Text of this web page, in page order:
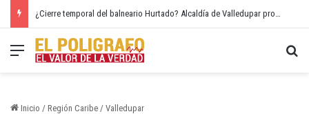
¿Cierre temporal del balneario Hurtado? Alcaldía de Valledupar propone recuperar el río Guatapurí
Menú
Inicio / Región Caribe / Valledupar